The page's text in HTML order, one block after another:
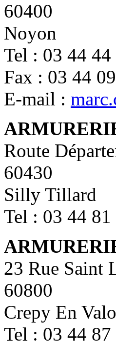
60400
Noyon
Tel : 03 44 44
Fax : 03 44
E-mail :
Route
60430
Silly Tillard
Tel : 03 44 81
23 Rue Saint
60800
Crepy En
Tel : 03 44 87